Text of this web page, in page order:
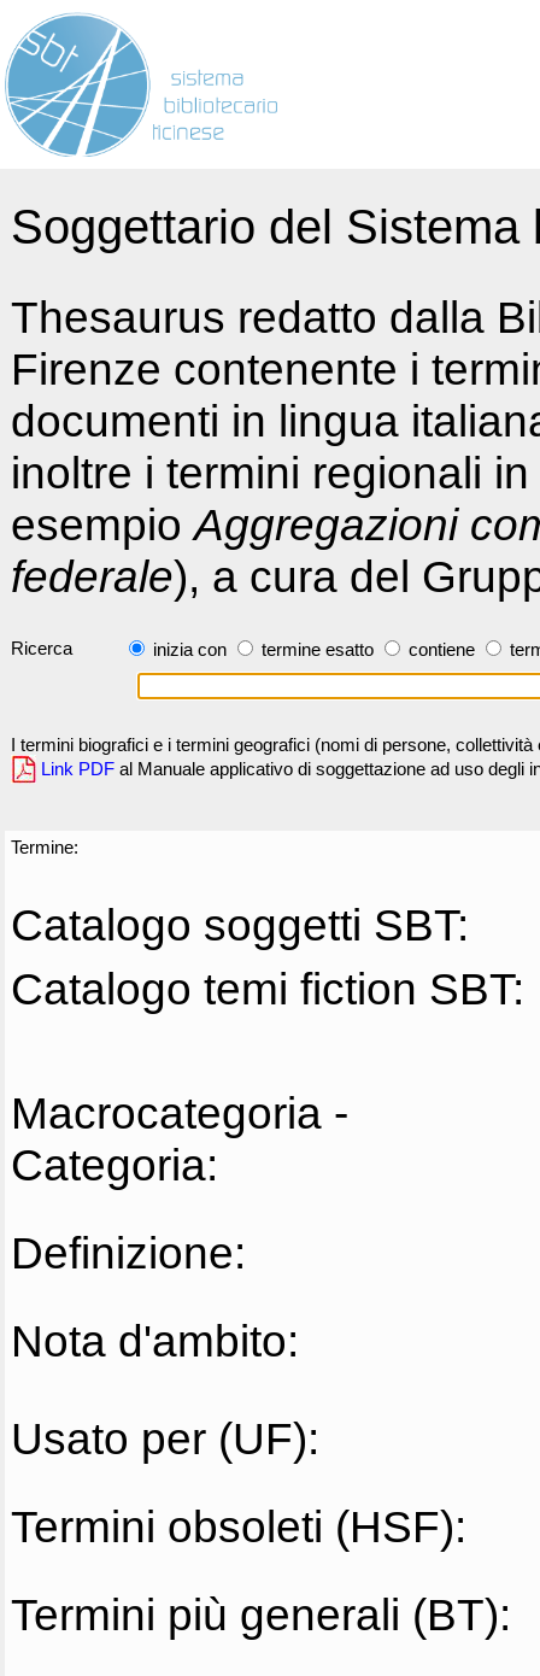
Soggettario del
Thesaurus redatto dalla
Firenze contenente i
documenti in lingua
inoltre i termini regionali
esempioAggregazioni
federale), a cura del
Ricerca inizia con termine esatto contiene
I termini biografici e i termini geografici (nomi di persone,
Link PDF al Manuale applicativo di soggettazione ad uso degli
Termine:
Catalogo soggetti SBT:
Catalogo temi fiction SBT:
Macrocategoria -
Categoria:
Definizione:
Nota d'ambito:
Usato per (UF):
Termini obsoleti (HSF):
Termini più generali (BT):